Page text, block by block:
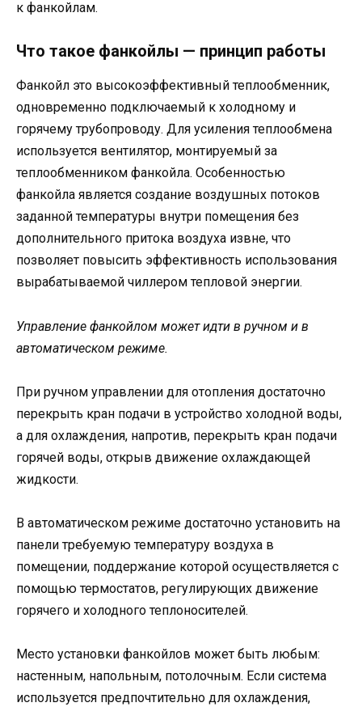
к фанкойлам.
Что такое фанкойлы — принцип работы
Фанкойл это высокоэффективный теплообменник,
одновременно подключаемый к холодному и
горячему трубопроводу. Для усиления теплообмена
используется вентилятор, монтируемый за
теплообменником фанкойла. Особенностью
фанкойла является создание воздушных потоков
заданной температуры внутри помещения без
дополнительного притока воздуха извне, что
позволяет повысить эффективность использования
вырабатываемой чиллером тепловой энергии.
Управление фанкойлом может идти в ручном и в
автоматическом режиме.
При ручном управлении для отопления достаточно
перекрыть кран подачи в устройство холодной воды,
а для охлаждения, напротив, перекрыть кран подачи
горячей воды, открыв движение охлаждающей
жидкости.
В автоматическом режиме достаточно установить на
панели требуемую температуру воздуха в
помещении, поддержание которой осуществляется с
помощью термостатов, регулирующих движение
горячего и холодного теплоносителей.
Место установки фанкойлов может быть любым:
настенным, напольным, потолочным. Если система
используется предпочтительно для охлаждения,